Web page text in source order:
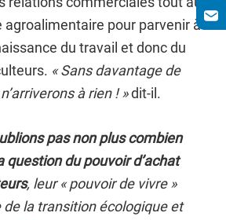
agroalimentaire pour parvenir à
du travail et donc du
« Sans davantage de
à rien ! »dit-il.
pas non plus combien
du pouvoir d’achat
, leur « pouvoir de vivre »
la transition écologique et